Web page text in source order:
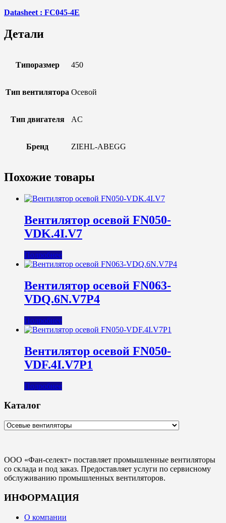
Datasheet : FC045-4E
Детали
Типоразмер 450
Тип вентилятора Осевой
Тип двигателя AC
Бренд ZIEHL-ABEGG
Похожие товары
Вентилятор осевой FN050-
VDK.4I.V7
Подробнее
Вентилятор осевой FN063-
VDQ.6N.V7P4
Подробнее
Вентилятор осевой FN050-
VDF.4I.V7P1
Подробнее
Каталог
ООО «Фан-селект» поставляет промышленные вентиляторы
со склада и под заказ. Предоставляет услуги по сервисному
обслуживанию промышленных вентиляторов.
ИНФОРМАЦИЯ
О компании